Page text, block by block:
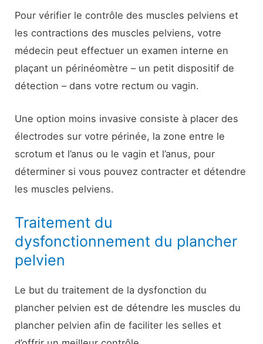
Pour vérifier le contrôle des muscles pelviens et
les contractions des muscles pelviens, votre
médecin peut effectuer un examen interne en
plaçant un périnéomètre – un petit dispositif de
détection – dans votre rectum ou vagin.
Une option moins invasive consiste à placer des
électrodes sur votre périnée, la zone entre le
scrotum et l’anus ou le vagin et l’anus, pour
déterminer si vous pouvez contracter et détendre
les muscles pelviens.
Traitement du
dysfonctionnement du plancher
pelvien
Le but du traitement de la dysfonction du
plancher pelvien est de détendre les muscles du
plancher pelvien afin de faciliter les selles et